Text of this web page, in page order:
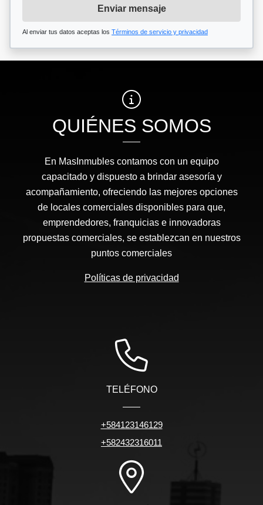
Enviar mensaje
Al enviar tus datos aceptas los Términos de servicio y privacidad
QUIÉNES SOMOS
En MasInmubles contamos con un equipo
capacitado y dispuesto a brindar asesoría y
acompañamiento, ofreciendo las mejores opciones
de locales comerciales disponibles para que,
emprendedores, franquicias e innovadoras
propuestas comerciales, se establezcan en nuestros
puntos comerciales
Políticas de privacidad
TELÉFONO
+584123146129
+582432316011